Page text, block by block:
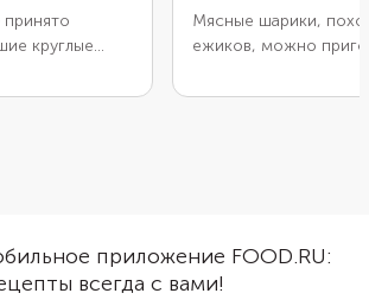
круглые
качестве
в
придется
Нужно
Мясные шарики,
ежиков, можно
следующих обедов
и приправами.
в томатном соусе и
любимым гарниром.
приложение FOOD.RU:
всегда с вами!